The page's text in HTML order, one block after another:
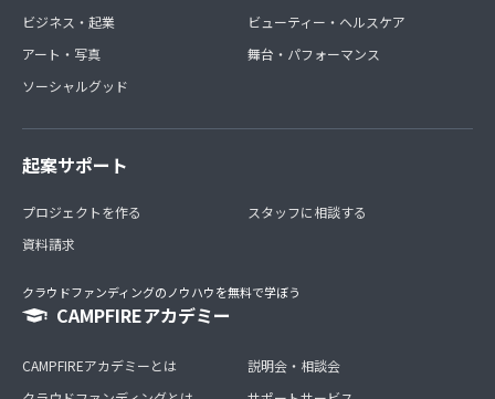
ビジネス・起業
アート・写真
ソーシャルグッド
ビューティー・ヘルスケア
舞台・パフォーマンス
起案サポート
プロジェクトを作る
資料請求
スタッフに相談する
クラウドファンディングのノウハウを無料で学ぼう
CAMPFIREアカデミー
CAMPFIREアカデミーとは
説明会・相談会